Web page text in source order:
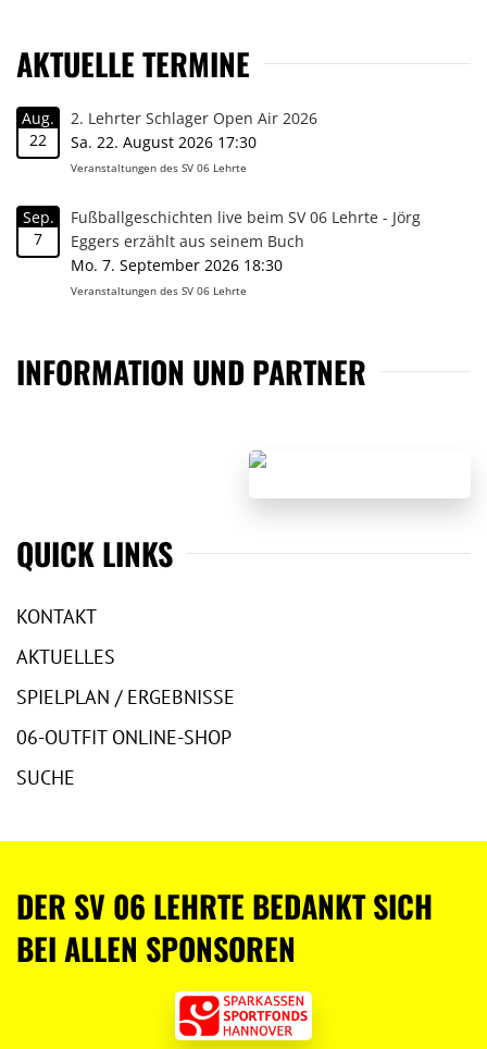
AKTUELLE TERMINE
Aug.
22
2. Lehrter Schlager Open Air 2026
Sa. 22. August 2026 17:30
Veranstaltungen des SV 06 Lehrte
Sep.
7
Fußballgeschichten live beim SV 06 Lehrte - Jörg
Eggers erzählt aus seinem Buch
Mo. 7. September 2026 18:30
Veranstaltungen des SV 06 Lehrte
INFORMATION UND PARTNER
QUICK LINKS
KONTAKT
AKTUELLES
SPIELPLAN / ERGEBNISSE
06-OUTFIT ONLINE-SHOP
SUCHE
DER SV 06 LEHRTE BEDANKT SICH
BEI ALLEN SPONSOREN